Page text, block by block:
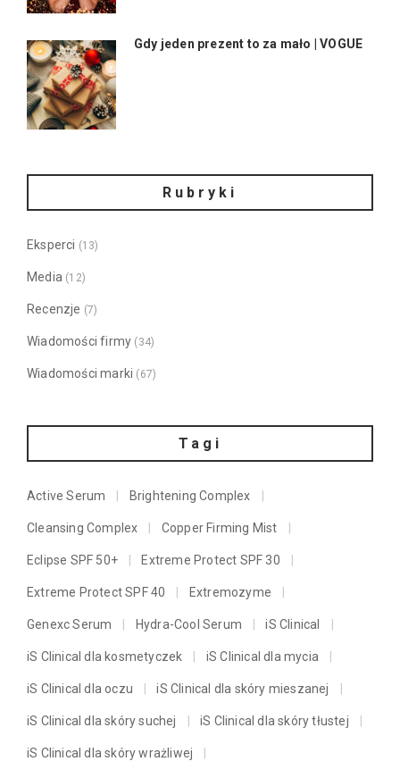
Gdy jeden prezent to za mało | VOGUE
Rubryki
Eksperci (13)
Media (12)
Recenzje (7)
Wiadomości firmy (34)
Wiadomości marki (67)
Tagi
Active Serum Brightening Complex
Cleansing Complex Copper Firming Mist
Eclipse SPF 50+ Extreme Protect SPF 30
Extreme Protect SPF 40 Extremozyme
Genexc Serum Hydra-Cool Serum iS Clinical
iS Clinical dla kosmetyczek iS Clinical dla mycia
iS Clinical dla oczu iS Clinical dla skóry mieszanej
iS Clinical dla skóry suchej iS Clinical dla skóry tłustej
iS Clinical dla skóry wrażliwej